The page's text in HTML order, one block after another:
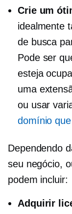
Crie um
idealmente
de busca
Pode ser
esteja
uma
ou usar
domínio
Dependendo
seu negócio,
podem incluir:
Adquirir